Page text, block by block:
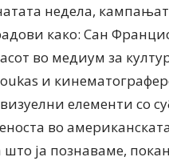
недела,
како: Сан
во медиум за
и
елементи со
во
ја познаваме,